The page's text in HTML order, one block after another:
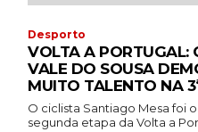
Desporto
VOLTA A PORTUGAL:
VALE DO SOUSA
MUITO TALENTO NA
O ciclista Santiago Mesa foi
segunda etapa da Volta a